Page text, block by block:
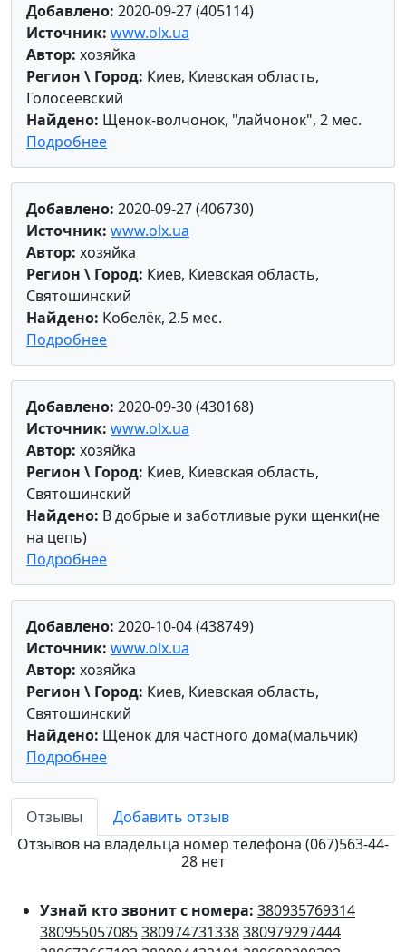
Добавлено: 2020-09-27 (405114)
Источник: www.olx.ua
Автор: хозяйка
Регион \ Город: Киев, Киевская область,
Голосеевский
Найдено: Щенок-волчонок, "лайчонок", 2 мес.
Подробнее
Добавлено: 2020-09-27 (406730)
Источник: www.olx.ua
Автор: хозяйка
Регион \ Город: Киев, Киевская область,
Святошинский
Найдено: Кобелёк, 2.5 мес.
Подробнее
Добавлено: 2020-09-30 (430168)
Источник: www.olx.ua
Автор: хозяйка
Регион \ Город: Киев, Киевская область,
Святошинский
Найдено: В добрые и заботливые руки щенки(не
на цепь)
Подробнее
Добавлено: 2020-10-04 (438749)
Источник: www.olx.ua
Автор: хозяйка
Регион \ Город: Киев, Киевская область,
Святошинский
Найдено: Щенок для частного дома(мальчик)
Подробнее
Отзывы
Добавить отзыв
Отзывов на владельца номер телефона (067)563-44-
28 нет
Узнай кто звонит с номера: 380935769314
380955057085380974731338380979297444